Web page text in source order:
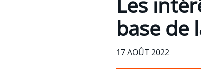
base de
17 AOÛT 2022